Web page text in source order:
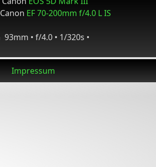
Canon EF 70-200mm f/4.0 L IS
93mm • f/4.0 • 1/320s •
Impressum